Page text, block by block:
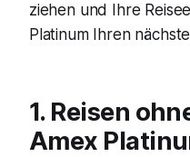
ziehen und Ihre
Platinum Ihren
1. Reisen
Amex